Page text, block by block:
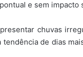
e sem impacto
chuvas
de dias